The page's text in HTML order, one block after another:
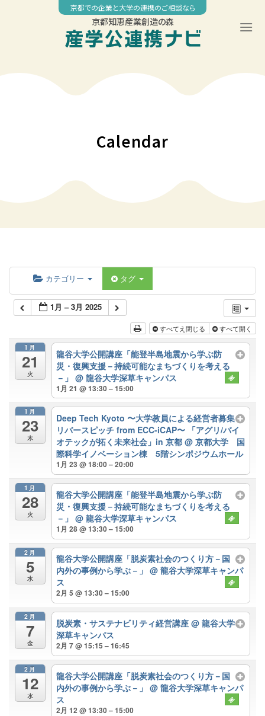
京都での企業と大学の連携のご相談なら
京都知恵産業創造の森
Calendar
カテゴリー タグ
1月 – 3月 2025
すべてえ閉じる すべて開く
1月
21
火
龍谷大学公開講座「能登半島地震から学ぶ防
災・復興支援－持続可能なまちづくりを考える
－」@ 龍谷大学深草キャンパス
1月 21 @ 13:30 – 15:00
1月
23
木
Deep Tech Kyoto 〜大学教員による経営者募集
リバースピッチ from ECC-iCAP〜 「アグリ/バイ
オテックが拓く未来社会」in 京都@ 京都大学 国
際科学イノベーション棟 5階シンポジウムホール
1月 23 @ 18:00 – 20:00
1月
28
火
龍谷大学公開講座「能登半島地震から学ぶ防
災・復興支援－持続可能なまちづくりを考える
－」@ 龍谷大学深草キャンパス
1月 28 @ 13:30 – 15:00
2月
5
水
龍谷大学公開講座「脱炭素社会のつくり方－国
内外の事例から学ぶ－」@ 龍谷大学深草キャンパ
ス
2月 5 @ 13:30 – 15:00
2月
7
金
脱炭素・サステナビリティ経営講座@ 龍谷大学
深草キャンパス
2月 7 @ 15:15 – 16:45
2月
12
水
龍谷大学公開講座「脱炭素社会のつくり方－国
内外の事例から学ぶ－」@ 龍谷大学深草キャンパ
ス
2月 12 @ 13:30 – 15:00